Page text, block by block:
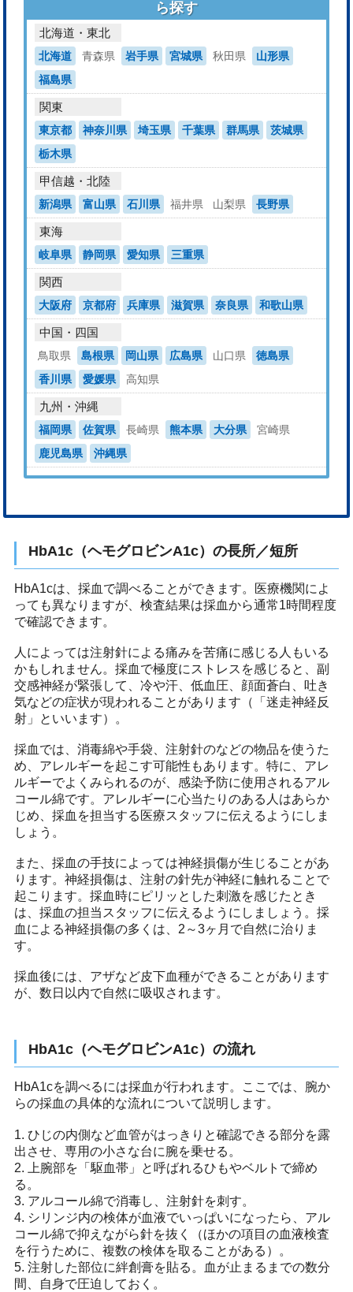
ら探す
北海道・東北
北海道 青森県 岩手県 宮城県 秋田県
山形県
福島県
関東
東京都 神奈川県 埼玉県 千葉県 群馬県
茨城県
栃木県
甲信越・北陸
新潟県 富山県 石川県 福井県 山梨県 長野県
東海
岐阜県 静岡県 愛知県 三重県
関西
大阪府 京都府 兵庫県 滋賀県 奈良県 和歌山県
中国・四国
鳥取県 島根県 岡山県 広島県 山口県
徳島県
香川県
愛媛県 高知県
九州・沖縄
福岡県 佐賀県 長崎県 熊本県 大分県
宮崎県
鹿児島県
沖縄県
HbA1c（ヘモグロビンA1c）の長所／短所
HbA1cは、採血で調べることができます。医療機関によ
っても異なりますが、検査結果は採血から通常1時間程度
で確認できます。
人によっては注射針による痛みを苦痛に感じる人もいる
かもしれません。採血で極度にストレスを感じると、副
交感神経が緊張して、冷や汗、低血圧、顔面蒼白、吐き
気などの症状が現われることがあります（「迷走神経反
射」といいます）。
採血では、消毒綿や手袋、注射針のなどの物品を使うた
め、アレルギーを起こす可能性もあります。特に、アレ
ルギーでよくみられるのが、感染予防に使用されるアル
コール綿です。アレルギーに心当たりのある人はあらか
じめ、採血を担当する医療スタッフに伝えるようにしま
しょう。
また、採血の手技によっては神経損傷が生じることがあ
ります。神経損傷は、注射の針先が神経に触れることで
起こります。採血時にピリッとした刺激を感じたとき
は、採血の担当スタッフに伝えるようにしましょう。採
血による神経損傷の多くは、2～3ヶ月で自然に治りま
す。
採血後には、アザなど皮下血種ができることがあります
が、数日以内で自然に吸収されます。
HbA1c（ヘモグロビンA1c）の流れ
HbA1cを調べるには採血が行われます。ここでは、腕か
らの採血の具体的な流れについて説明します。
1. ひじの内側など血管がはっきりと確認できる部分を露
出させ、専用の小さな台に腕を乗せる。
2. 上腕部を「駆血帯」と呼ばれるひもやベルトで締め
る。
3. アルコール綿で消毒し、注射針を刺す。
4. シリンジ内の検体が血液でいっぱいになったら、アル
コール綿で抑えながら針を抜く（ほかの項目の血液検査
を行うために、複数の検体を取ることがある）。
5. 注射した部位に絆創膏を貼る。血が止まるまでの数分
間、自身で圧迫しておく。